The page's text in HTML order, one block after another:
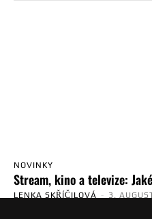
NOVINKY
Stream, kino a televize:
LENKA SKŘÍČILOVÁ - 3.